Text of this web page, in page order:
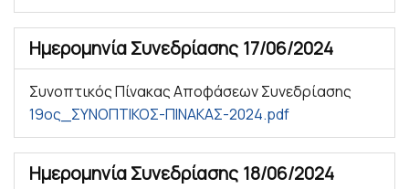
Ημερομηνία Συνεδρίασης 17/06/2024
Συνοπτικός Πίνακας Αποφάσεων Συνεδρίασης
19ος_ΣΥΝΟΠΤΙΚΟΣ-ΠΙΝΑΚΑΣ-2024.pdf
Ημερομηνία Συνεδρίασης 18/06/2024